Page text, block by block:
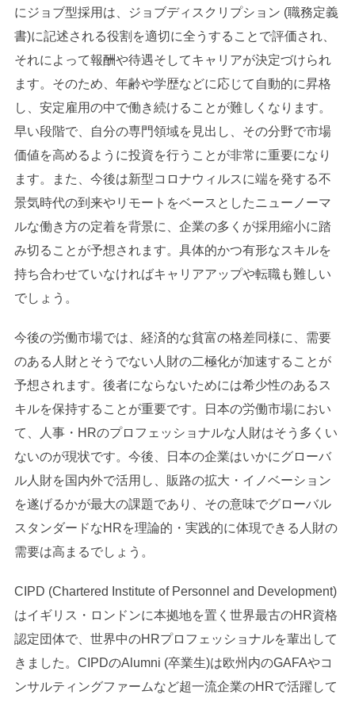
にジョブ型採用は、ジョブディスクリプション (職務定義
書)に記述される役割を適切に全うすることで評価され、
それによって報酬や待遇そしてキャリアが決定づけられ
ます。そのため、年齢や学歴などに応じて自動的に昇格
し、安定雇用の中で働き続けることが難しくなります。
早い段階で、自分の専門領域を見出し、その分野で市場
価値を高めるように投資を行うことが非常に重要になり
ます。また、今後は新型コロナウィルスに端を発する不
景気時代の到来やリモートをベースとしたニューノーマ
ルな働き方の定着を背景に、企業の多くが採用縮小に踏
み切ることが予想されます。具体的かつ有形なスキルを
持ち合わせていなければキャリアアップや転職も難しい
でしょう。
今後の労働市場では、経済的な貧富の格差同様に、需要
のある人財とそうでない人財の二極化が加速することが
予想されます。後者にならないためには希少性のあるス
キルを保持することが重要です。日本の労働市場におい
て、人事・HRのプロフェッショナルな人財はそう多くい
ないのが現状です。今後、日本の企業はいかにグローバ
ル人財を国内外で活用し、販路の拡大・イノベーション
を遂げるかが最大の課題であり、その意味でグローバル
スタンダードなHRを理論的・実践的に体現できる人財の
需要は高まるでしょう。
CIPD (Chartered Institute of Personnel and Development)
はイギリス・ロンドンに本拠地を置く世界最古のHR資格
認定団体で、世界中のHRプロフェッショナルを輩出して
きました。CIPDのAlumni (卒業生)は欧州内のGAFAやコ
ンサルティングファームなど超一流企業のHRで活躍して